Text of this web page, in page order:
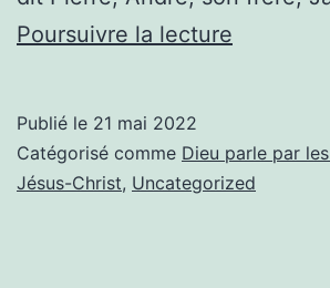
Poursuivre la lecture
Publié le 21 mai 2022
Catégorisé comme Dieu parle par
Jésus-Christ, Uncategorized